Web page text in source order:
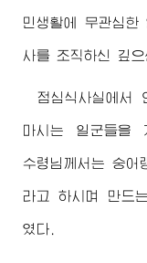
민생활에 무관심한
사를 조직하신 깊
점심식사실에서
마시는 일군들을
수령님께서 는 숭어
라고 하시며 만드
였다.